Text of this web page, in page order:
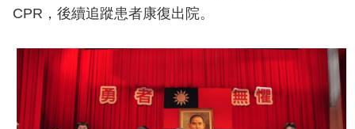
機
簡
介
宣
導
CPR，後續追蹤患者康復出院。